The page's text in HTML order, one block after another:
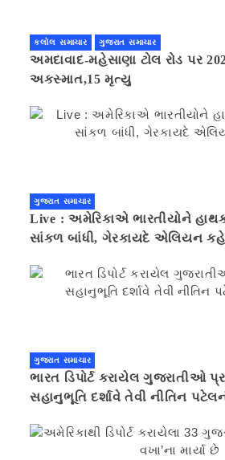
કલોલ સમાચાર ગુજરાત સમાચાર
અમદાવાદ-મહેસાણા ટોલ રોડ પર
અકસ્માત,15 મૃત્યુ
ગુજરાત સમાચાર
Live : અમેરિકાએ ભારતીયોને
સાંકળ બાંધી, ગેરકાયદે એલિયન
ગુજરાત સમાચાર
ભારત ડિપોર્ટ કરાયેલ ગુજરાતીઓ
સહાનુભૂતિ દર્શાવે તેવી નીતિન